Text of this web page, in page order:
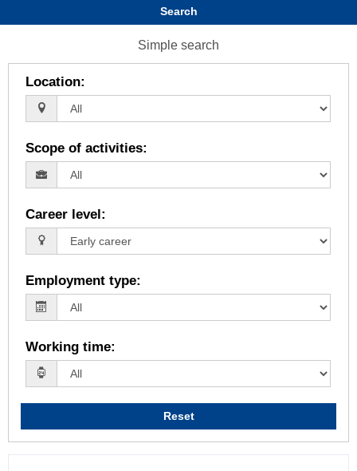
Search
Simple search
Location:
Scope of activities:
Career level :
Employment type:
Working time:
Reset